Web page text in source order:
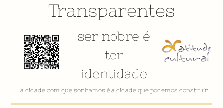
Transparentes
ser nobre é
ter
identidade
a cidade com que sonhamos é a cidade que podemos construir